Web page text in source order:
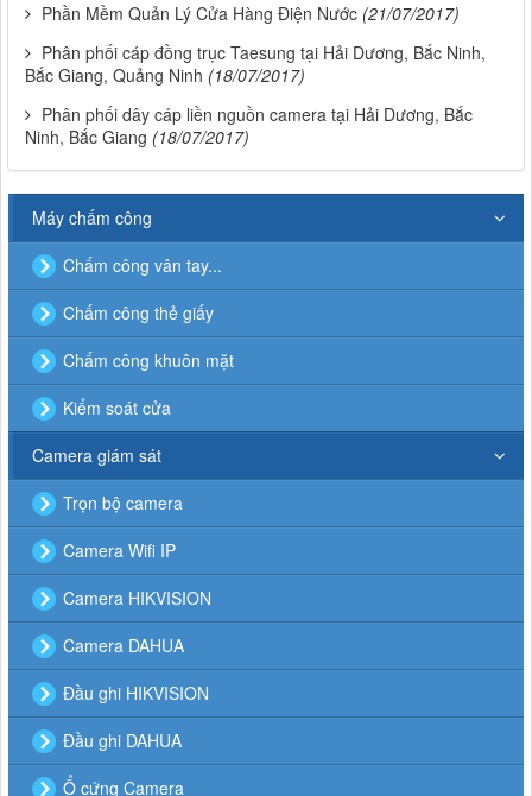
Phần Mềm Quản Lý Cửa Hàng Điện Nước (21/07/2017)
Phân phối cáp đồng trục Taesung tại Hải Dương, Bắc Ninh,
Bắc Giang, Quảng Ninh (18/07/2017)
Phân phối dây cáp liền nguồn camera tại Hải Dương, Bắc
Ninh, Bắc Giang (18/07/2017)
Máy chấm công
Chấm công vân tay...
Chấm công thẻ giấy
Chấm công khuôn mặt
Kiểm soát cửa
Camera giám sát
Trọn bộ camera
Camera Wifi IP
Camera HIKVISION
Camera DAHUA
Đầu ghi HIKVISION
Đầu ghi DAHUA
Ổ cứng Camera